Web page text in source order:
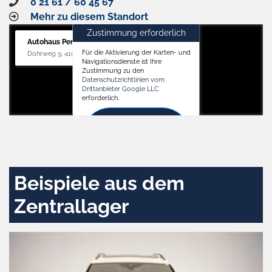
Mehr zu diesem Standort
Autohaus Penders (Service)
Dohrweg 9, 41066 Mönchengladbach
Zustimmung erforderlich
Für die Aktivierung der Karten- und
Navigationsdienste ist Ihre
Zustimmung zu den
Datenschutzrichtlinien vom
Drittanbieter Google LLC
erforderlich.
Beispiele aus dem
Zentrallager